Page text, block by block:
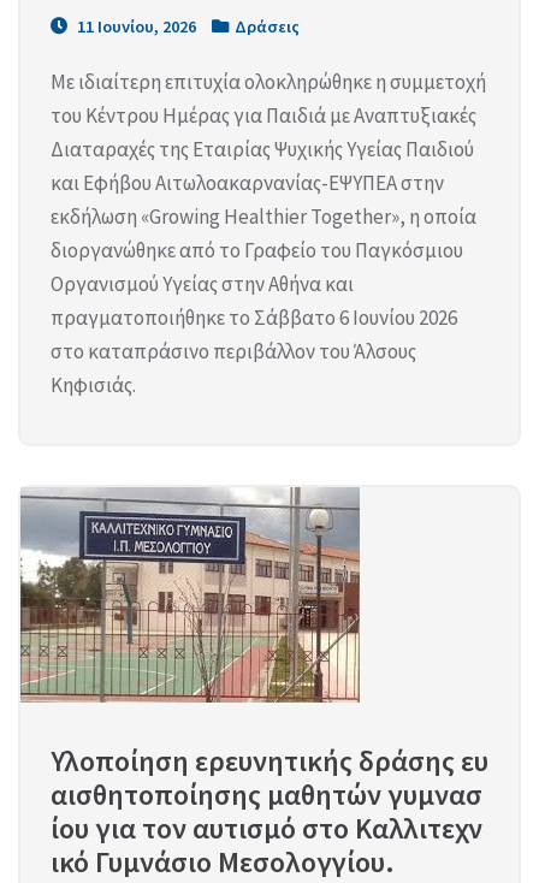
11 Ιουνίου, 2026 Δράσεις
Με ιδιαίτερη επιτυχία ολοκληρώθηκε η συμμετοχή
του Κέντρου Ημέρας για Παιδιά με Αναπτυξιακές
Διαταραχές της Εταιρίας Ψυχικής Υγείας Παιδιού
και Εφήβου Αιτωλοακαρνανίας-ΕΨΥΠΕΑ στην
εκδήλωση «Growing Healthier Together», η οποία
διοργανώθηκε από το Γραφείο του Παγκόσμιου
Οργανισμού Υγείας στην Αθήνα και
πραγματοποιήθηκε το Σάββατο 6 Ιουνίου 2026
στο καταπράσινο περιβάλλον του Άλσους
Κηφισιάς.
Υλοποίηση ερευνητικής δράσης ευ
αισθητοποίησης μαθητών γυμνασ
ίου για τον αυτισμό στο Καλλιτεχν
ικό Γυμνάσιο Μεσολογγίου.